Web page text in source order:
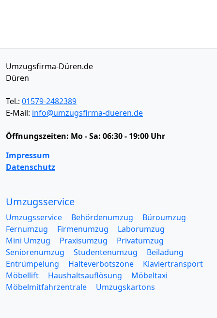
Umzugsfirma-Düren.de
Düren
Tel.: 01579-2482389
E-Mail: info@umzugsfirma-dueren.de
Öffnungszeiten: Mo - Sa: 06:30 - 19:00 Uhr
Impressum
Datenschutz
Umzugsservice
Umzugsservice Behördenumzug
Büroumzug
Fernumzug
Firmenumzug
Laborumzug
Mini Umzug
Praxisumzug
Privatumzug
Seniorenumzug
Studentenumzug
Beiladung
Entrümpelung
Halteverbotszone
Klaviertransport
Möbellift
Haushaltsauflösung
Möbeltaxi
Möbelmitfahrzentrale
Umzugskartons